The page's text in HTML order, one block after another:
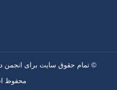
© تمام حقوق سایت برای انجمن
محفوظ